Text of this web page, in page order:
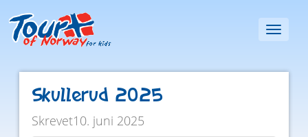
Toggle
Skullerud 2025
Skrevet10. juni 2025